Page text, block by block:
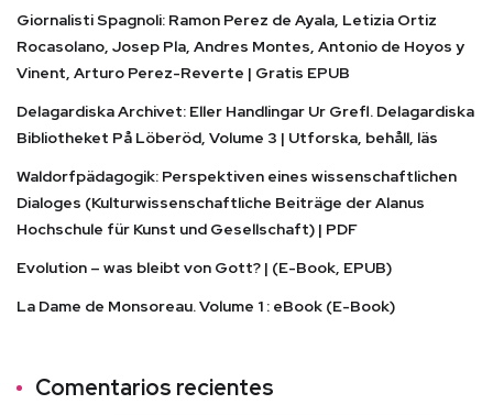
Giornalisti Spagnoli: Ramon Perez de Ayala, Letizia Ortiz
Rocasolano, Josep Pla, Andres Montes, Antonio de Hoyos y
Vinent, Arturo Perez-Reverte | Gratis EPUB
Delagardiska Archivet: Eller Handlingar Ur Grefl. Delagardiska
Bibliotheket På Löberöd, Volume 3 | Utforska, behåll, läs
Waldorfpädagogik: Perspektiven eines wissenschaftlichen
Dialoges (Kulturwissenschaftliche Beiträge der Alanus
Hochschule für Kunst und Gesellschaft) | PDF
Evolution – was bleibt von Gott? | (E-Book, EPUB)
La Dame de Monsoreau. Volume 1 : eBook (E-Book)
Comentarios recientes